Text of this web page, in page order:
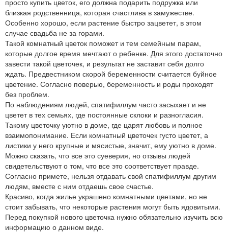
просто купить цветок, его должна подарить подружка или
близкая родственница, которая счастлива в замужестве.
Особенно хорошо, если растение быстро зацветет, в этом
случае свадьба не за горами.
Такой комнатный цветок поможет и тем семейным парам,
которые долгое время мечтают о ребенке. Для этого достаточно
завести такой цветочек, и результат не заставит себя долго
ждать. Предвестником скорой беременности считается буйное
цветение. Согласно поверью, беременность и роды проходят
без проблем.
По наблюдениям людей, спатифиллум часто засыхает и не
цветет в тех семьях, где постоянные склоки и разногласия.
Такому цветочку уютно в доме, где царят любовь и полное
взаимопонимание. Если комнатный цветочек густо цветет, а
листики у него крупные и мясистые, значит, ему уютно в доме.
Можно сказать, что все это суеверия, но отзывы людей
свидетельствуют о том, что все это соответствует правде.
Согласно примете, нельзя отдавать свой спатифиллум другим
людям, вместе с ним отдаешь свое счастье.
Красиво, когда жилье украшено комнатными цветами, но не
стоит забывать, что некоторые растения могут быть ядовитыми.
Перед покупкой нового цветочка нужно обязательно изучить всю
информацию о данном виде.